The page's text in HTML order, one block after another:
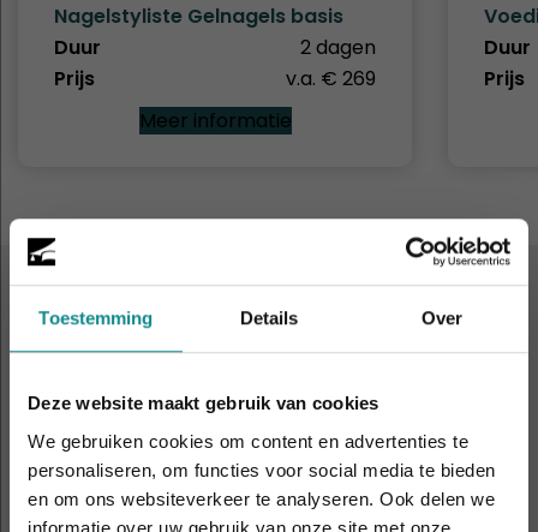
Toestemming Details Over
Deze website maakt gebruik van cookies
We gebruiken cookies om content en advertenties te
personaliseren, om functies voor social media te bieden
en om ons websiteverkeer te analyseren. Ook delen we
informatie over uw gebruik van onze site met onze
Nagelstyliste Gelnagels basis
Duur
2 dagen
Prijs
v.a. € 269
Meer informatie
Duur
Prijs
ALTIJD IN DE BUURT
9 leslocatiesdoor heel
Nederland en België
Amsterdam Antwerpen